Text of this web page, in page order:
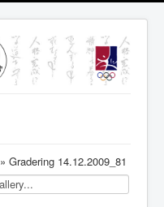
» Gradering 14.12.2009_81